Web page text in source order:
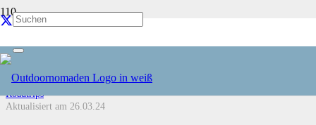
in Vancouver
Roadtrips
Aktualisiert am 26.03.24